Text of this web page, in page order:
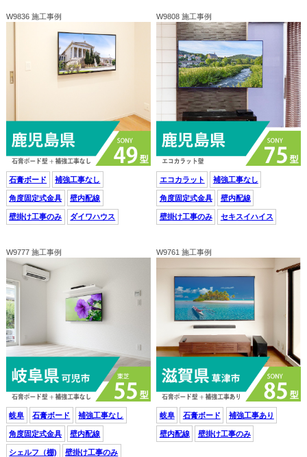
W9836 施工事例
石膏ボード 補強工事なし
角度固定式金具 壁内配線
壁掛け工事のみ ダイワハウス
W9808 施工事例
エコカラット 補強工事なし
角度固定式金具 壁内配線
壁掛け工事のみ セキスイハイス
W9777 施工事例
岐阜 石膏ボード 補強工事なし
角度固定式金具 壁内配線
シェルフ（棚) 壁掛け工事のみ
W9761 施工事例
岐阜 石膏ボード 補強工事あり
壁内配線 壁掛け工事のみ